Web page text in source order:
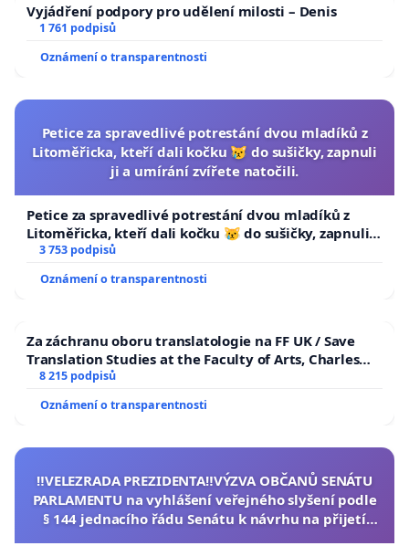
Vyjádření podpory pro udělení milosti – Denis
1 761 podpisů
Oznámení o transparentnosti
Petice za spravedlivé potrestání dvou mladíků z
Litoměřicka, kteří dali kočku 😿 do sušičky, zapnuli
ji a umírání zvířete natočili.
Petice za spravedlivé potrestání dvou mladíků z
Litoměřicka, kteří dali kočku 😿 do sušičky, zapnuli ji
a umírání zvířete natočili.
3 753 podpisů
Oznámení o transparentnosti
Za záchranu oboru translatologie na FF UK / Save
Translation Studies at the Faculty of Arts, Charles
University
8 215 podpisů
Oznámení o transparentnosti
‼️VELEZRADA PREZIDENTA‼️VÝZVA OBČANŮ SENÁTU
PARLAMENTU na vyhlášení veřejného slyšení podle
§ 144 jednacího řádu Senátu k návrhu na přijetí